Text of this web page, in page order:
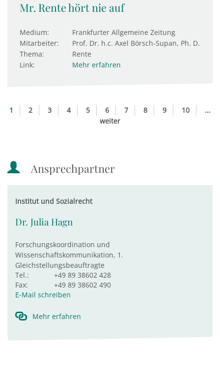
Mr. Rente hört nie auf
Medium:
Frankfurter Allgemeine Zeitung
Mitarbeiter:
Prof. Dr. h.c. Axel Börsch-Supan, Ph. D.
Thema:
Rente
Link:
Mehr erfahren
1 2 3 4 5 6 7 8 9 10
...
weiter
Ansprechpartner
Institut und Sozialrecht
Dr. Julia Hagn
Forschungskoordination und
Wissenschaftskommunikation, 1.
Gleichstellungsbeauftragte
Tel.:
+49 89 38602 428
Fax:
+49 89 38602 490
E-Mail schreiben
Mehr erfahren